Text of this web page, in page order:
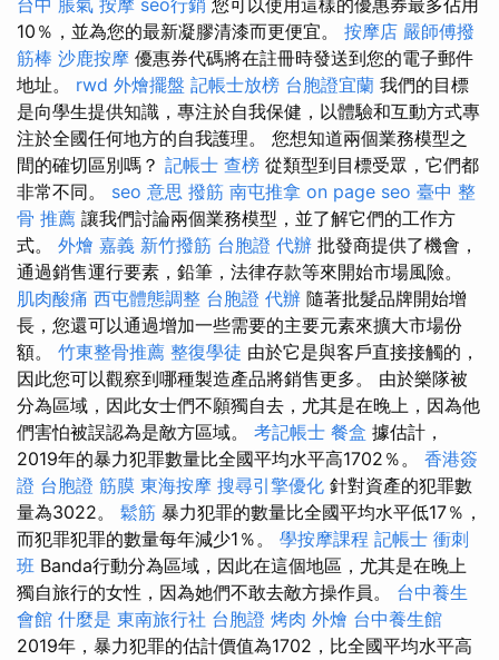
台中 脹氣 按摩 seo行銷 您可以使用這樣的優惠券最多佔用
10％，並為您的最新凝膠清漆而更便宜。 按摩店 嚴師傅撥
筋棒 沙鹿按摩 優惠券代碼將在註冊時發送到您的電子郵件
地址。 rwd 外燴擺盤 記帳士放榜 台胞證宜蘭 我們的目標
是向學生提供知識，專注於自我保健，以體驗和互動方式專
注於全國任何地方的自我護理。 您想知道兩個業務模型之
間的確切區別嗎？ 記帳士 查榜 從類型到目標受眾，它們都
非常不同。 seo 意思 撥筋 南屯推拿 on page seo 臺中 整
骨 推薦 讓我們討論兩個業務模型，並了解它們的工作方
式。 外燴 嘉義 新竹撥筋 台胞證 代辦 批發商提供了機會，
通過銷售運行要素，鉛筆，法律存款等來開始市場風險。
肌肉酸痛 西屯體態調整 台胞證 代辦 隨著批髮品牌開始增
長，您還可以通過增加一些需要的主要元素來擴大市場份
額。 竹東整骨推薦 整復學徒 由於它是與客戶直接接觸的，
因此您可以觀察到哪種製造產品將銷售更多。 由於樂隊被
分為區域，因此女士們不願獨自去，尤其是在晚上，因為他
們害怕被誤認為是敵方區域。 考記帳士 餐盒 據估計，
2019年的暴力犯罪數量比全國平均水平高1702％。 香港簽
證 台胞證 筋膜 東海按摩 搜尋引擎優化 針對資產的犯罪數
量為3022。 鬆筋 暴力犯罪的數量比全國平均水平低17％，
而犯罪犯罪的數量每年減少1％。 學按摩課程 記帳士 衝刺
班 Banda行動分為區域，因此在這個地區，尤其是在晚上
獨自旅行的女性，因為她們不敢去敵方操作員。 台中養生
會館 什麼是 東南旅行社 台胞證 烤肉 外燴 台中養生館
2019年，暴力犯罪的估計價值為1702，比全國平均水平高